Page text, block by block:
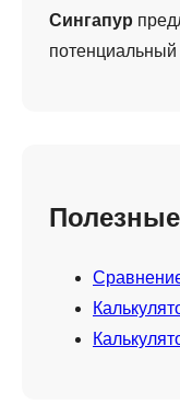
Сингапур